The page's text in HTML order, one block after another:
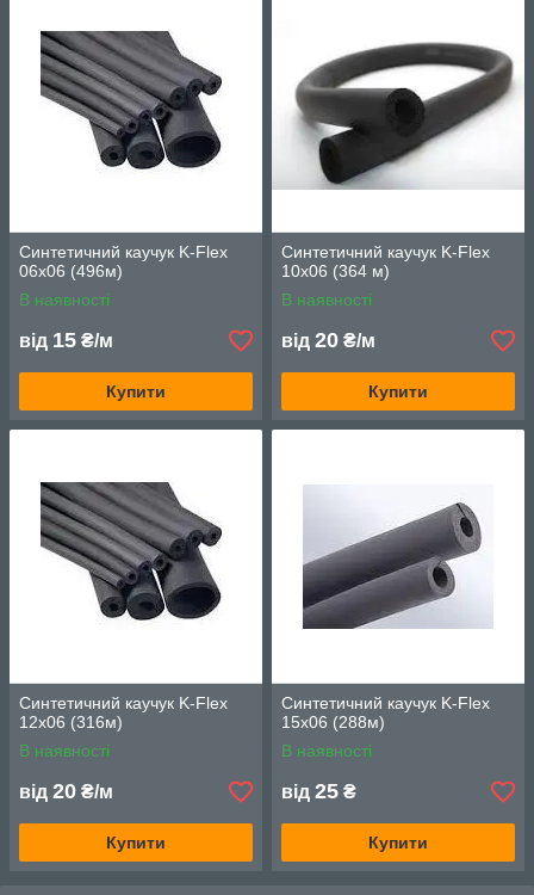
Синтетичний каучук K-Flex
06x06 (496м)
В наявності
від 15 ₴/м
Купити
Синтетичний каучук K-Flex
10x06 (364 м)
В наявності
від 20 ₴/м
Купити
Синтетичний каучук K-Flex
12x06 (316м)
В наявності
від 20 ₴/м
Купити
Синтетичний каучук K-Flex
15x06 (288м)
В наявності
від 25 ₴
Купити